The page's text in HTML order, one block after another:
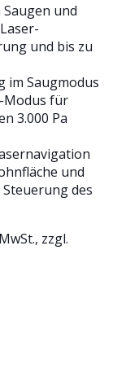
und
und bis zu
im Saugmodus
Modus für
3.000 Pa
und
des
zzgl.